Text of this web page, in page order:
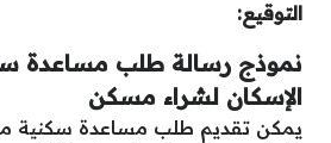
التوقيع:
نموذج رسالة طلب مساعدة
الإسكان لشراء مسكن
يمكن تقديم طلب مساعدة سكنية